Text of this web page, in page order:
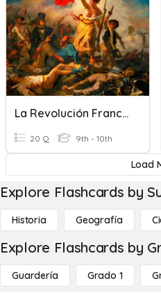
La Revolución Francesa
20 Q 9th - 10th
Load
Explore Flashcards by
Historia Geografía
Explore Flashcards by
Guardería Grado 1